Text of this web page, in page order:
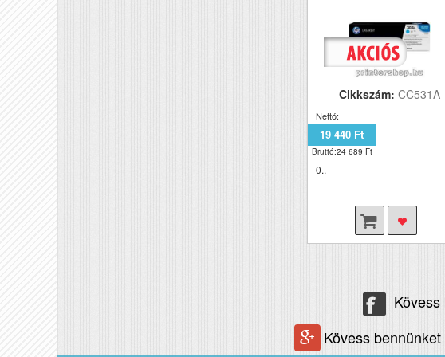
Cikkszám:CC531A
Nettó:
19 440 Ft
Bruttó:24 689 Ft
0..
Kövess